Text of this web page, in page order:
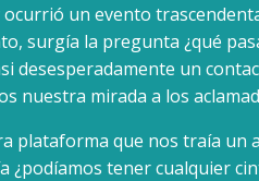
un evento
surgía la pregunta ¿qué
desesperadamente un
nuestra mirada a los
plataforma que nos traía un
¿podíamos tener cualquier